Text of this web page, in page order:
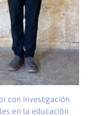
con investigación
en la educación